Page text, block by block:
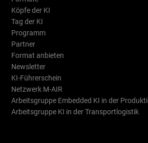
Köpfe der KI
Tag der KI
Programm
Partner
Format anbieten
Newsletter
KI-Führerschein
Netzwerk M-AIR
Arbeitsgruppe Embedded KI in der
Arbeitsgruppe KI in der Transportlogistik